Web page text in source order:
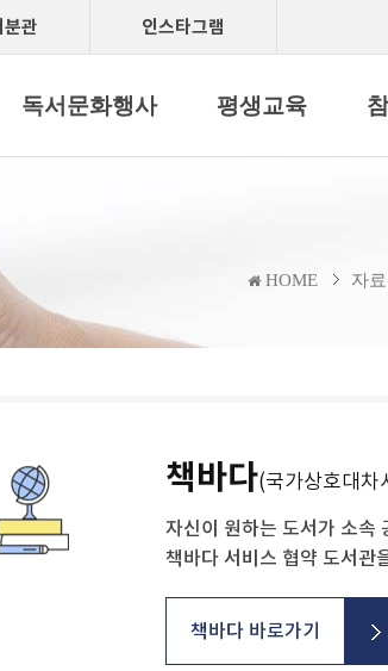
분관 인스타그램
독서문화행사 평생교육
HOME 자
책바다(국가상호대차
자신이 원하는 도서가 소속
책바다 서비스 협약 도서관
책바다 바로가기